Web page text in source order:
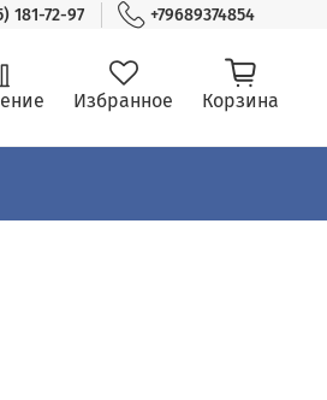
181-72-97 +79689374854
Избранное Корзина